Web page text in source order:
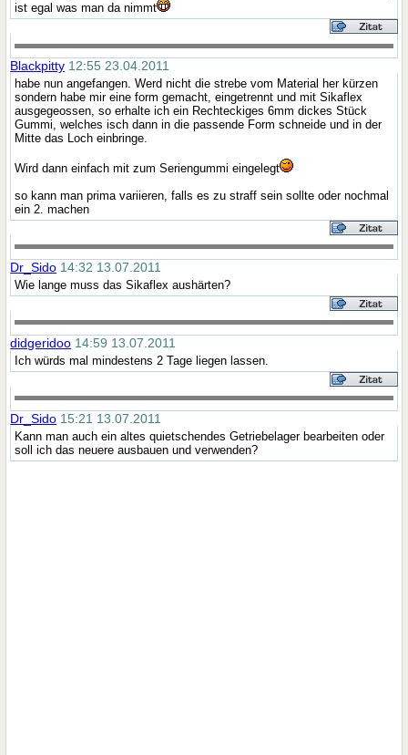
ist egal was man da nimmt
Blackpitty 12:55 23.04.2011
habe nun angefangen. Werd nicht die strebe vom Material her kürzen
sondern habe mir eine form gemacht, eingetrennt und mit Sikaflex
ausgegeossen, so erhalte ich ein Rechteckiges 6mm dickes Stück
Gummi, welches isch dann in die passende Form schneide und in der
Mitte das Loch einbringe.
Wird dann einfach mit zum Seriengummi eingelegt
so kann man prima variieren, falls es zu straff sein sollte oder nochmal
ein 2. machen
Dr_Sido 14:32 13.07.2011
Wie lange muss das Sikaflex aushärten?
didgeridoo 14:59 13.07.2011
Ich würds mal mindestens 2 Tage liegen lassen.
Dr_Sido 15:21 13.07.2011
Kann man auch ein altes quietschendes Getriebelager bearbeiten oder
soll ich das neuere ausbauen und verwenden?